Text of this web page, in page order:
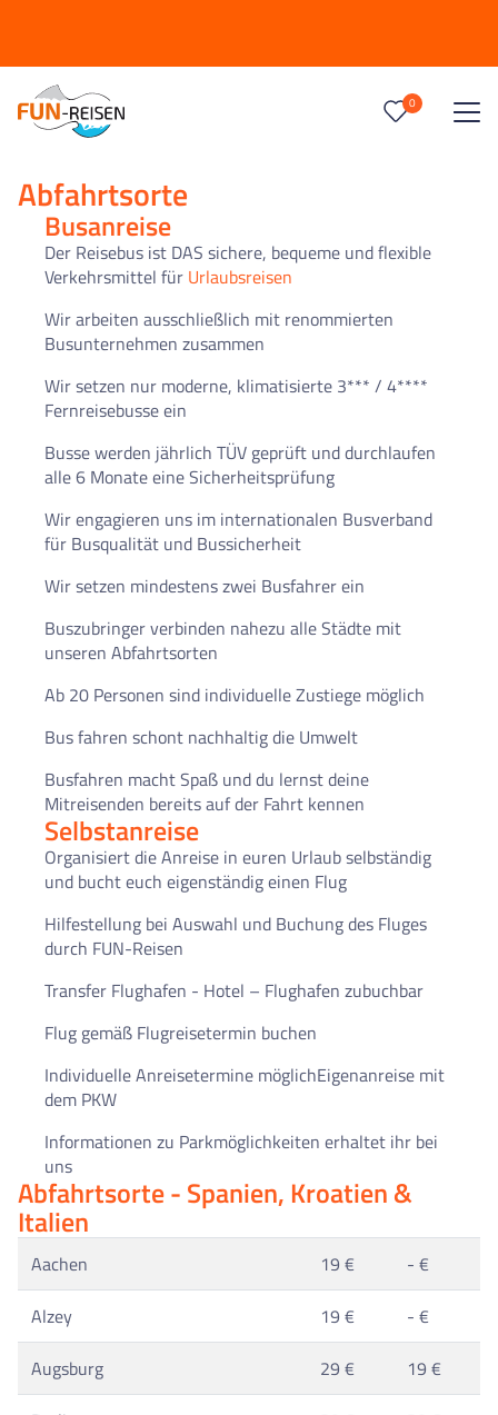
0
0Reise/n auf deiner Merkliste
Keine Reisen auf der Merkliste
Abfahrtsorte
Busanreise
Der Reisebus ist DAS sichere, bequeme und flexible
Verkehrsmittel für Urlaubsreisen
Wir arbeiten ausschließlich mit renommierten
Busunternehmen zusammen
Wir setzen nur moderne, klimatisierte 3*** / 4****
Fernreisebusse ein
Busse werden jährlich TÜV geprüft und durchlaufen
alle 6 Monate eine Sicherheitsprüfung
Wir engagieren uns im internationalen Busverband
für Busqualität und Bussicherheit
Wir setzen mindestens zwei Busfahrer ein
Buszubringer verbinden nahezu alle Städte mit
unseren Abfahrtsorten
Ab 20 Personen sind individuelle Zustiege möglich
Bus fahren schont nachhaltig die Umwelt
Busfahren macht Spaß und du lernst deine
Mitreisenden bereits auf der Fahrt kennen
Selbstanreise
Organisiert die Anreise in euren Urlaub selbständig
und bucht euch eigenständig einen Flug
Hilfestellung bei Auswahl und Buchung des Fluges
durch FUN-Reisen
Transfer Flughafen - Hotel – Flughafen zubuchbar
Flug gemäß Flugreisetermin buchen
Individuelle Anreisetermine möglichEigenanreise mit
dem PKW
Informationen zu Parkmöglichkeiten erhaltet ihr bei
uns
Abfahrtsorte - Spanien, Kroatien &
Italien
Aachen 19 €
- €
Alzey
19 €
- €
Augsburg
29 €
19 €